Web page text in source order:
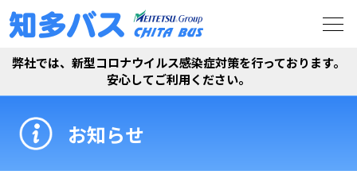
弊社では、新型コロナウイルス感染症対策を行っております。
安心してご利用ください。
お知らせ